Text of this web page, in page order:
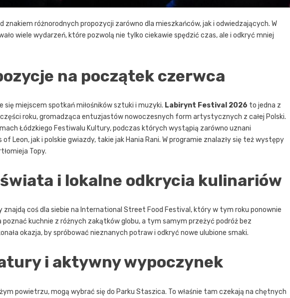
znakiem różnorodnych propozycji zarówno dla mieszkańców, jak i odwiedzających. W
wiele wydarzeń, które pozwolą nie tylko ciekawie spędzić czas, ale i odkryć mniej
na początek czerwca
się miejscem spotkań miłośników sztuki i muzyki. Labirynt Festival 2026 to jedna z
roku, gromadząca entuzjastów nowoczesnych form artystycznych z całej Polski.
Łódzkiego Festiwalu Kultury, podczas których wystąpią zarówno uznani
Leon, jak i polskie gwiazdy, takie jak Hania Rani. W programie znalazły się też występy
Topy.
świata i lokalne odkrycia kulinariów
znajdą coś dla siebie na International Street Food Festival, który w tym roku ponownie
kuchnie z różnych zakątków globu, a tym samym przeżyć podróż bez
okazja, by spróbować nieznanych potraw i odkryć nowe ulubione smaki.
i aktywny wypoczynek
powietrzu, mogą wybrać się do Parku Staszica. To właśnie tam czekają na chętnych